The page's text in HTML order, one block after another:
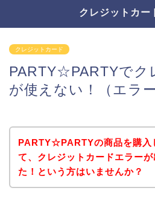
クレジットカー
クレジットカード
PARTY☆PARTYでク
が使えない！（エラ
PARTY☆PARTYの商品を購入
て、クレジットカードエラーが
た！という方はいませんか？